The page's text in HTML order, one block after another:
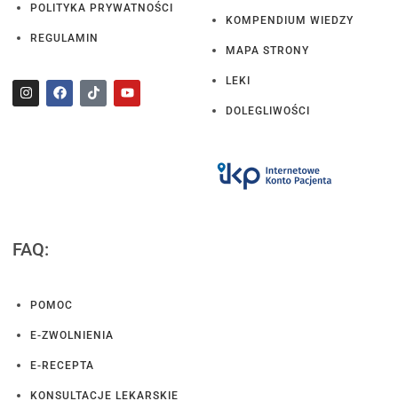
POLITYKA PRYWATNOŚCI
REGULAMIN
KOMPENDIUM WIEDZY
MAPA STRONY
LEKI
DOLEGLIWOŚCI
FAQ:
POMOC
E-ZWOLNIENIA
E-RECEPTA
KONSULTACJE LEKARSKIE